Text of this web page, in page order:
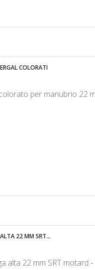
COLORATI
per manubrio 22
22 MM SRT...
alta 22 mm SRT motard